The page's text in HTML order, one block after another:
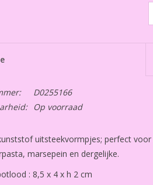
D0255166
Op voorraad
uitsteekvormpjes; perfect
marsepein en dergelijke.
: 8,5 x 4 x h 2 cm